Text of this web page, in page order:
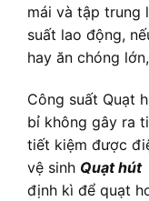
mái và tập trung
suất lao động,
hay ăn chóng
Công suất Quạt
bỉ không gây ra
tiết kiệm được
vệ sinh Quạt hút
định kì để quạt